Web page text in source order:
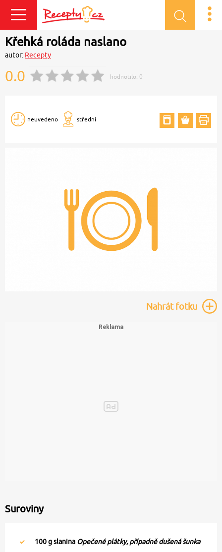
Přihlásit se
Křehká roláda naslano
autor: Recepty
0.0 hodnotilo: 0
neuvedeno střední
Nahrátfotku
Suroviny
100g slanina Opečené plátky, případně dušená šunka